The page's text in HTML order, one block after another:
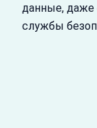
данные, даже
службы